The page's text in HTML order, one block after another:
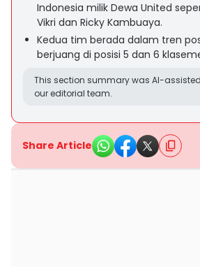
Indonesia milik Dewa United
Vikri dan Ricky Kambuaya.
Kedua tim berada dalam tren
berjuang di posisi 5 dan 6
This section summary was AI-
our editorial team.
Share Article